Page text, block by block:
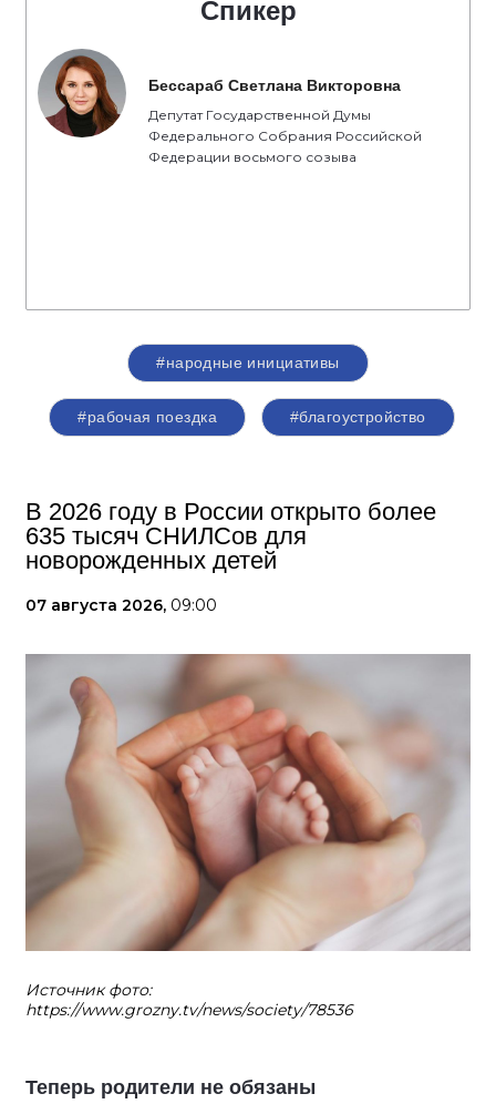
Спикер
Бессараб Светлана Викторовна
Депутат Государственной Думы
Федерального Собрания Российской
Федерации восьмого созыва
#народные инициативы
#рабочая поездка #благоустройство
В 2026 году в России открыто более
635 тысяч СНИЛСов для
новорожденных детей
07 августа 2026, 09:00
Источник фото:
https://www.grozny.tv/news/society/78536
Теперь родители не обязаны